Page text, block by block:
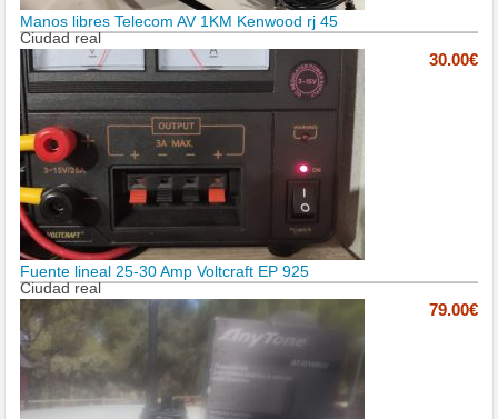
Manos libres Telecom AV 1KM Kenwood rj 45
Ciudad real
30.00€
Fuente lineal 25-30 Amp Voltcraft EP 925
Ciudad real
79.00€